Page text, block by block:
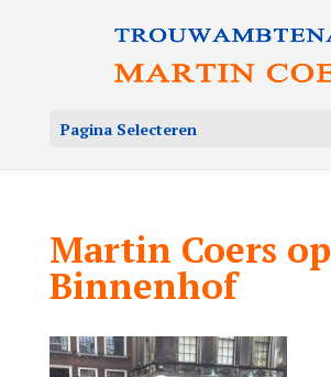
Pagina Selecteren
Martin Coers op
Binnenhof